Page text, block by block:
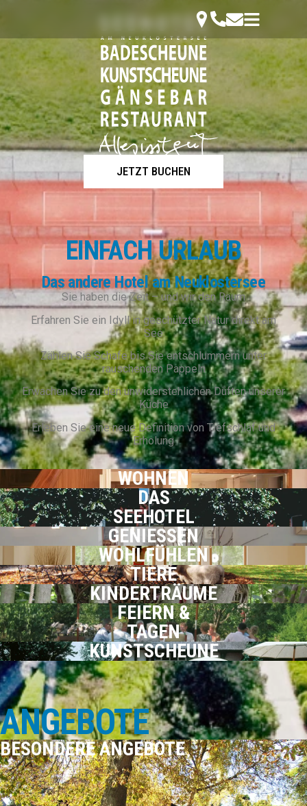
JETZT BUCHEN
EINFACH URLAUB
Das andere Hotel am Neuklostersee
Sie haben die Zeit – und wir den Raum
Erfahren Sie ein Idyll in geschützter Natur direkt am
See
Zählen Sie Schafe bis Sie entschlummern unter
rauschenden Pappeln
Erwachen Sie zu den unwiderstehlichen Düften unserer
Küche
Erleben Sie eine neue Definition von Tiefschlaf und
Erholung
WOHNEN
DAS
SEEHOTEL
GENIESSEN
WOHLFÜHLEN
TIERE
KINDERTRÄUME
FEIERN &
TAGEN
KUNSTSCHEUNE
ANGEBOTE
SAISONANGEBOTE